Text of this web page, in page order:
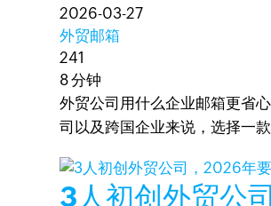
2026-03-27
外贸邮箱
241
8 分钟
外贸公司用什么企业邮箱更省
司以及跨国企业来说，选择一
3人初创外贸公